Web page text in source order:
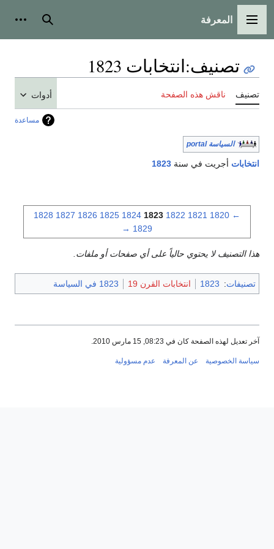
القائمة الرئيسية
المعرفة بحث
تصنيف:انتخابات 1823
تصنيف ناقش هذه الصفحة أدوات
مساعدة
السياسة portal
انتخابات أجريت في سنة 1823
←
1820
1821
1822
1823
1824
1825
1826
1827
1828
1829
→
هذا التصنيف لا يحتوي حالياً على أي صفحات أو ملفات.
تصنيفات:
1823 انتخابات القرن 19 1823 في السياسة
آخر تعديل لهذه الصفحة كان في 08:23, 15 مارس 2010.
سياسة الخصوصية عن المعرفة عدم مسؤولية